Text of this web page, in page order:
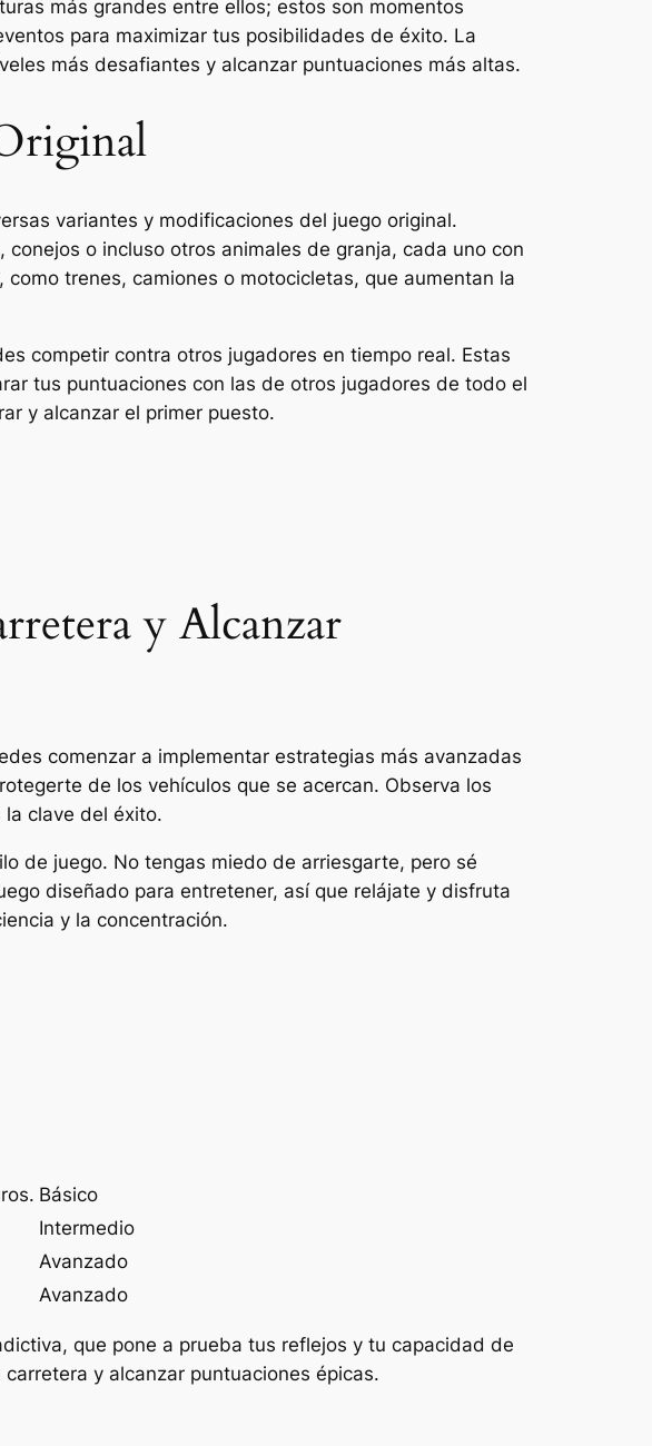
más grandes entre ellos; estos son momentos
para maximizar tus posibilidades de éxito. La
más desafiantes y alcanzar puntuaciones más altas.
variantes y modificaciones del juego original.
o incluso otros animales de granja, cada uno con
trenes, camiones o motocicletas, que aumentan la
competir contra otros jugadores en tiempo real. Estas
tus puntuaciones con las de otros jugadores de todo el
y alcanzar el primer puesto.
y Alcanzar
comenzar a implementar estrategias más avanzadas
de los vehículos que se acercan. Observa los
clave del éxito.
de juego. No tengas miedo de arriesgarte, pero sé
diseñado para entretener, así que relájate y disfruta
y la concentración.
Básico
Intermedio
Avanzado
Avanzado
que pone a prueba tus reflejos y tu capacidad de
y alcanzar puntuaciones épicas.